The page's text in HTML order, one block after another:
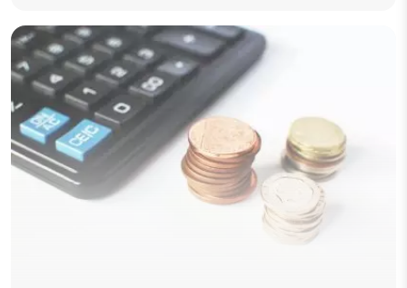
hayalinizdeki mülk.